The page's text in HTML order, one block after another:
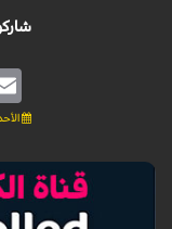
الأحد 14 يونيو 2026 - 13:50 بتوقيت غرينتش